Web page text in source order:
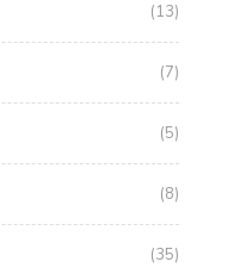
(13)
(7)
(5)
(8)
(35)